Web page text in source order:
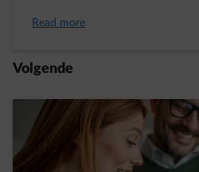
Read more
Volgende